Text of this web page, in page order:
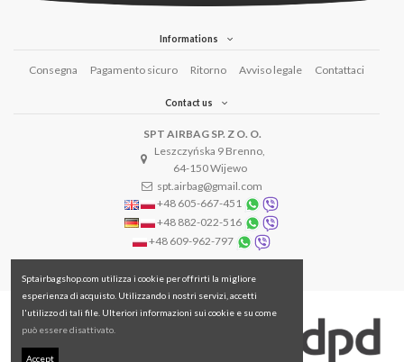
Informations
Consegna Pagamento sicuro Ritorno Avviso legale Contattaci
Contact us
SPT AIRBAG SP. Z O. O.
Leszczyńska 9 Brenno,
64-150 Wijewo
spt.airbag@gmail.com
+48 605-667-451
+48 882-022-516
+48 609-962-797
Sptairbagshop.com utilizza i cookie per offrirti la migliore
esperienza di acquisto. Utilizzando i nostri servizi, accetti
l'utilizzo di tali file. Ulteriori informazioni sui cookie e su come
può essere disattivato.
Accept